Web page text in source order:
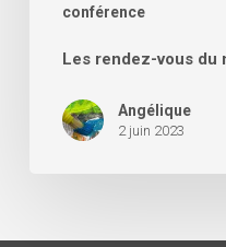
conférence
Les rendez-vous du
Angélique
2 juin 2023